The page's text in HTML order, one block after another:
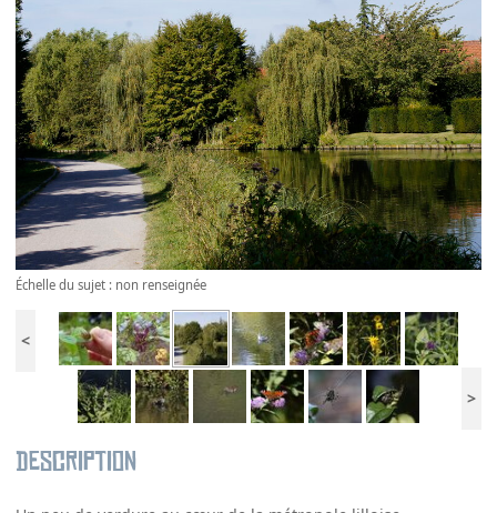
Échelle du sujet : non renseignée
<
>
Description